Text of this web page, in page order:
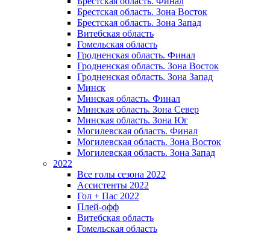
Брестская область. Зона Восток
Брестская область. Зона Запад
Витебская область
Гомельская область
Гродненская область. Финал
Гродненская область. Зона Восток
Гродненская область. Зона Запад
Минск
Минская область. Финал
Минская область. Зона Север
Минская область. Зона Юг
Могилевская область. Финал
Могилевская область. Зона Восток
Могилевская область. Зона Запад
2022
Все голы сезона 2022
Ассистенты 2022
Гол + Пас 2022
Плей-офф
Витебская область
Гомельская область